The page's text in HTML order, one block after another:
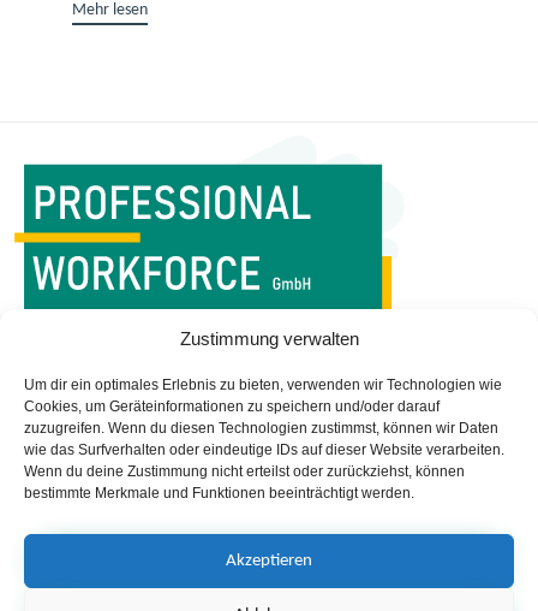
Zustimmung verwalten
Um dir ein optimales Erlebnis zu bieten, verwenden wir Technologien wie
Cookies, um Geräteinformationen zu speichern und/oder darauf
zuzugreifen. Wenn du diesen Technologien zustimmst, können wir Daten
wie das Surfverhalten oder eindeutige IDs auf dieser Website verarbeiten.
Wenn du deine Zustimmung nicht erteilst oder zurückziehst, können
bestimmte Merkmale und Funktionen beeinträchtigt werden.
Akzeptieren
Mehr lesen
WORKFORCE MANAGEMENT
Startseite
Managed Services
Leistungen
Portfolio
Impressum
Datenschutz
Newsletter
Professional Workforce GmbH